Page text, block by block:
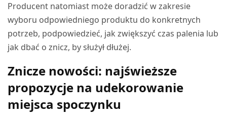
Producent natomiast może doradzić w zakresie
wyboru odpowiedniego produktu do konkretnych
potrzeb, podpowiedzieć, jak zwiększyć czas palenia lub
jak dbać o znicz, by służył dłużej.
Znicze nowości: najświeższe
propozycje na udekorowanie
miejsca spoczynku